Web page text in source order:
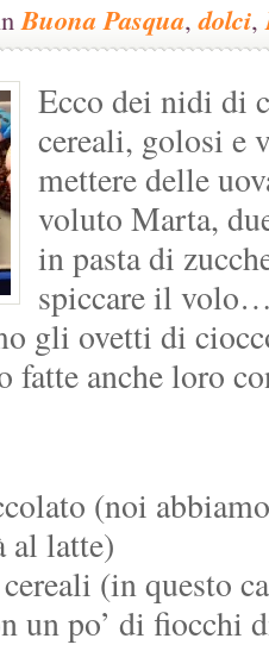
Buona Pasqua,dolci,
Ecco dei nidi di
cereali, golosi e
mettere delle
voluto Marta,
in pasta di
spiccare il
gli ovetti di
fatte anche loro
(noi
al latte)
(in questo
un po’ di fiocchi